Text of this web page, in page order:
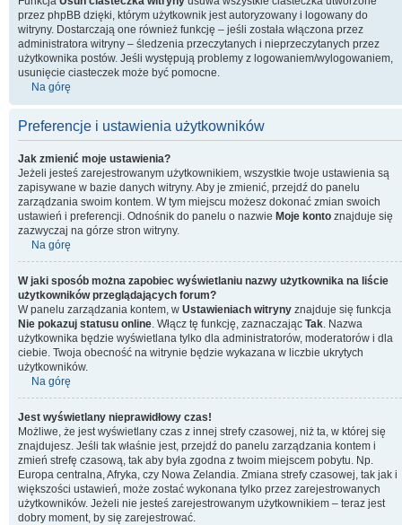
przez phpBB dzięki, którym użytkownik jest autoryzowany i logowany do
witryny. Dostarczają one również funkcję – jeśli została włączona przez
administratora witryny – śledzenia przeczytanych i nieprzeczytanych przez
użytkownika postów. Jeśli występują problemy z logowaniem/wylogowaniem,
usunięcie ciasteczek może być pomocne.
Na górę
Preferencje i ustawienia użytkowników
Jak zmienić moje ustawienia?
Jeżeli jesteś zarejestrowanym użytkownikiem, wszystkie twoje ustawienia są
zapisywane w bazie danych witryny. Aby je zmienić, przejdź do panelu
zarządzania swoim kontem. W tym miejscu możesz dokonać zmian swoich
ustawień i preferencji. Odnośnik do panelu o nazwie Moje konto znajduje się
zazwyczaj na górze stron witryny.
Na górę
W jaki sposób można zapobiec wyświetlaniu nazwy użytkownika na liście
użytkowników przeglądających forum?
W panelu zarządzania kontem, w Ustawieniach witryny znajduje się funkcja
Nie pokazuj statusu online. Włącz tę funkcję, zaznaczając Tak. Nazwa
użytkownika będzie wyświetlana tylko dla administratorów, moderatorów i dla
ciebie. Twoja obecność na witrynie będzie wykazana w liczbie ukrytych
użytkowników.
Na górę
Jest wyświetlany nieprawidłowy czas!
Możliwe, że jest wyświetlany czas z innej strefy czasowej, niż ta, w której się
znajdujesz. Jeśli tak właśnie jest, przejdź do panelu zarządzania kontem i
zmień strefę czasową, tak aby była zgodna z twoim miejscem pobytu. Np.
Europa centralna, Afryka, czy Nowa Zelandia. Zmiana strefy czasowej, tak jak i
większości ustawień, może zostać wykonana tylko przez zarejestrowanych
użytkowników. Jeżeli nie jesteś zarejestrowanym użytkownikiem – teraz jest
dobry moment, by się zarejestrować.